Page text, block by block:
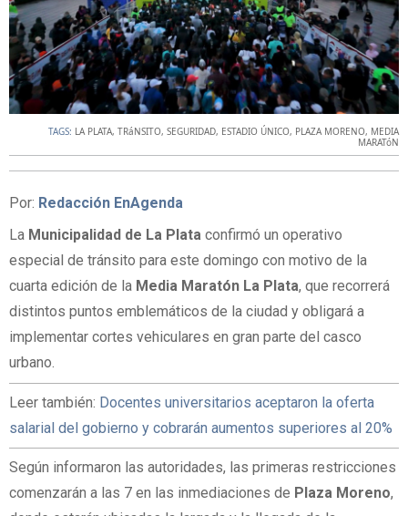
TAGS: LA PLATA, TRáNSITO, SEGURIDAD, ESTADIO ÚNICO, PLAZA MORENO, MEDIA
MARATóN
Por: Redacción EnAgenda
La Municipalidad de La Plata confirmó un operativo
especial de tránsito para este domingo con motivo de la
cuarta edición de la Media Maratón La Plata, que recorrerá
distintos puntos emblemáticos de la ciudad y obligará a
implementar cortes vehiculares en gran parte del casco
urbano.
Leer también: Docentes universitarios aceptaron la oferta
salarial del gobierno y cobrarán aumentos superiores al 20%
Según informaron las autoridades, las primeras restricciones
comenzarán a las 7 en las inmediaciones de Plaza Moreno,